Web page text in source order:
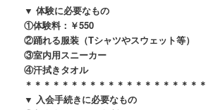
▼ 体験に必要なもの
①体験料：￥550
②踊れる服装（Tシャツやスウェット等）
③室内用スニーカー
④汗拭きタオル
＊＊＊＊＊＊＊＊＊＊＊＊＊＊＊＊＊＊＊＊
▼ 入会手続きに必要なもの